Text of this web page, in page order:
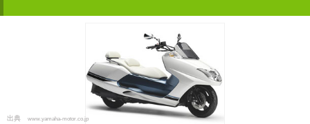
出典 www.yamaha-motor.co.jp